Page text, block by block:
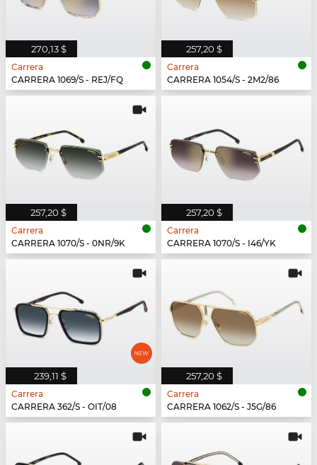
270,13 $
Carrera
CARRERA 1069/S - REJ/FQ
257,20 $
Carrera
CARRERA 1054/S - 2M2/86
257,20 $
Carrera
CARRERA 1070/S - 0NR/9K
257,20 $
Carrera
CARRERA 1070/S - I46/YK
239,11 $
Carrera
CARRERA 362/S - OIT/08
257,20 $
Carrera
CARRERA 1062/S - J5G/86